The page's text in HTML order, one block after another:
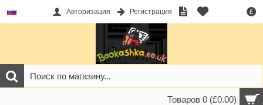
£
Авторизация Регистрация
Товаров 0 (£0.00)